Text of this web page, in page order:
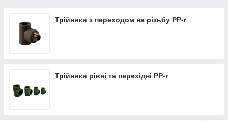
Трійники з переходом на різьбу PP-r
Трійники рівні та перехідні PP-r